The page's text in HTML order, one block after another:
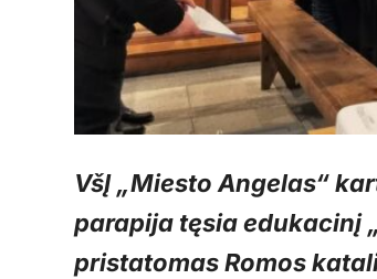
VšĮ „Miesto Angelas“
parapija tęsia edukacinį
pristatomas Romos